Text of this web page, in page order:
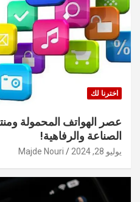
اخترنا لك
عصر الهواتف المحمولة
الصناعة والرفاهية!
يوليو 28, 2024 Majde Nouri